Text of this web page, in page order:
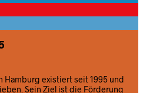
Hamburg existiert seit 1995 und
Sein Ziel ist die Förderung